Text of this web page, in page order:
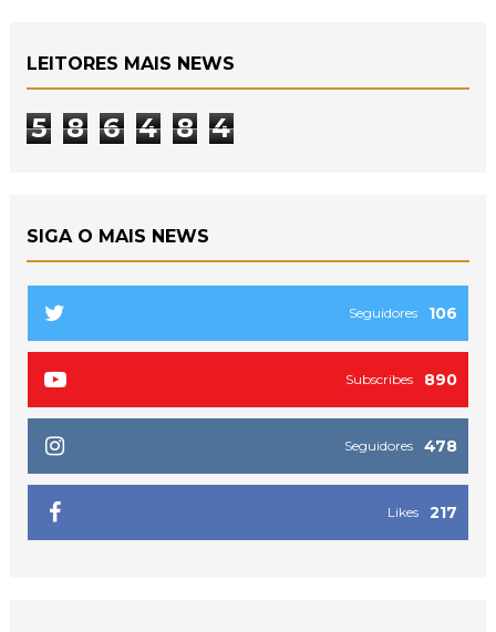
LEITORES MAIS NEWS
5 8 6 4 8 4
SIGA O MAIS NEWS
106
Seguidores
890
Subscribes
478
Seguidores
217
Likes